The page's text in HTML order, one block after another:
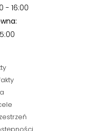
- 16:00